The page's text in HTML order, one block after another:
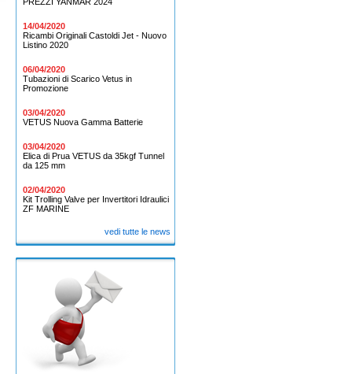
14/04/2020
Ricambi Originali Castoldi Jet - Nuovo
Listino 2020
06/04/2020
Tubazioni di Scarico Vetus in
Promozione
03/04/2020
VETUS Nuova Gamma Batterie
03/04/2020
Elica di Prua VETUS da 35kgf Tunnel
da 125 mm
02/04/2020
Kit Trolling Valve per Invertitori Idraulici
ZF MARINE
vedi tutte le news